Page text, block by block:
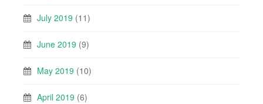
July 2019 (11)
June 2019 (9)
May 2019 (10)
April 2019 (6)